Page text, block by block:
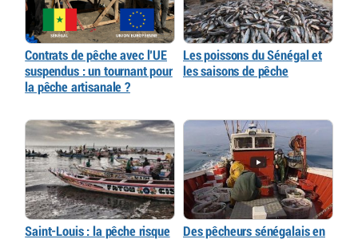
Contrats de pêche avec l’UE
suspendus : un tournant pour
la pêche artisanale ?
Les poissons du Sénégal et
les saisons de pêche
Saint-Louis : la pêche risque
Des pêcheurs sénégalais en